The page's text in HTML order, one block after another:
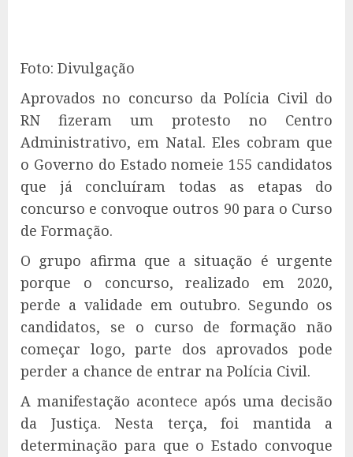
Foto: Divulgação
Aprovados no concurso da Polícia Civil do
RN fizeram um protesto no Centro
Administrativo, em Natal. Eles cobram que
o Governo do Estado nomeie 155 candidatos
que já concluíram todas as etapas do
concurso e convoque outros 90 para o Curso
de Formação.
O grupo afirma que a situação é urgente
porque o concurso, realizado em 2020,
perde a validade em outubro. Segundo os
candidatos, se o curso de formação não
começar logo, parte dos aprovados pode
perder a chance de entrar na Polícia Civil.
A manifestação acontece após uma decisão
da Justiça. Nesta terça, foi mantida a
determinação para que o Estado convoque